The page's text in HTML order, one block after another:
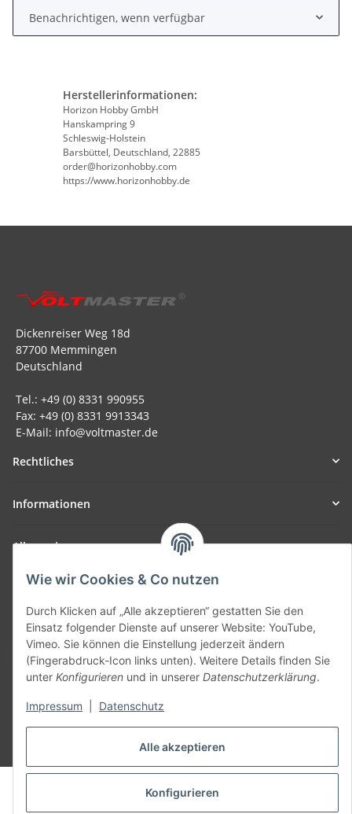
Alle akzeptieren
Konfigurieren
Wie wir Cookies & Co nutzen
Durch Klicken auf „Alle akzeptieren“ gestatten Sie den
Einsatz folgender Dienste auf unserer Website: YouTube,
Vimeo. Sie können die Einstellung jederzeit ändern
(Fingerabdruck-Icon links unten). Weitere Details finden Sie
unter Konfigurieren und in unserer Datenschutzerklärung.
Impressum Datenschutz
Benachrichtigen, wenn verfügbar
Herstellerinformationen:
Horizon Hobby GmbH
Hanskampring 9
Schleswig-Holstein
Barsbüttel, Deutschland, 22885
order@horizonhobby.com
https://www.horizonhobby.de
Dickenreiser Weg 18d
87700 Memmingen
Deutschland
Tel.: +49 (0) 8331 990955
Fax: +49 (0) 8331 9913343
E-Mail: info@voltmaster.de
Rechtliches
Informationen
Allgemein
Teil unseres Netzwerks:
SmoliTec - Safety. Simplified. Worldwide. ( B2B Shop )
Vertrag widerrufen
* Alle Preise inkl. gesetzlicher USt., zzgl.Versand
© voltmaster.de
Powered byJTL-Shop